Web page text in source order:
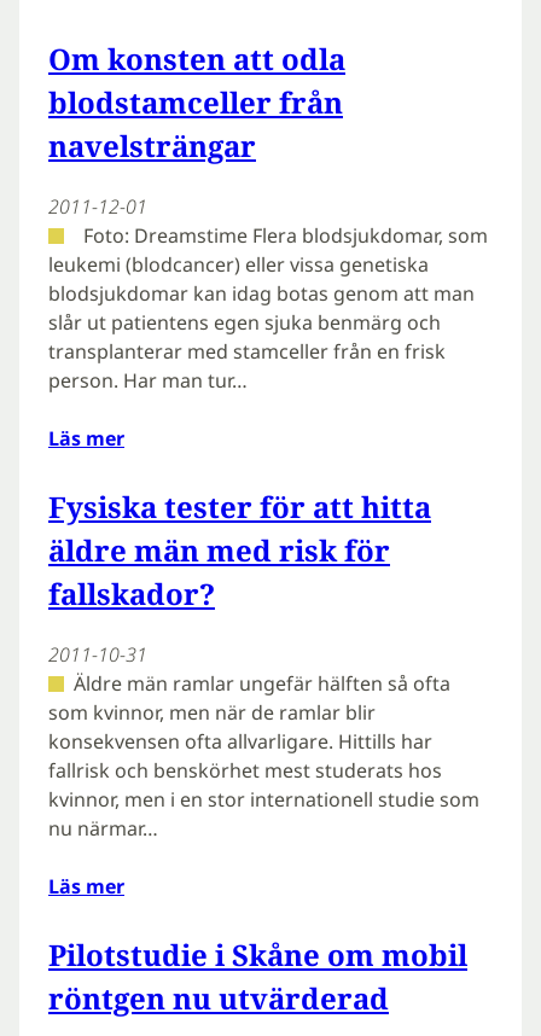
Om konsten att odla
blodstamceller från
navelsträngar
2011-12-01
Foto: Dreamstime Flera blodsjukdomar, som
leukemi (blodcancer) eller vissa genetiska
blodsjukdomar kan idag botas genom att man
slår ut patientens egen sjuka benmärg och
transplanterar med stamceller från en frisk
person. Har man tur…
Läs mer
Fysiska tester för att hitta
äldre män med risk för
fallskador?
2011-10-31
Äldre män ramlar ungefär hälften så ofta
som kvinnor, men när de ramlar blir
konsekvensen ofta allvarligare. Hittills har
fallrisk och benskörhet mest studerats hos
kvinnor, men i en stor internationell studie som
nu närmar…
Läs mer
Pilotstudie i Skåne om mobil
röntgen nu utvärderad